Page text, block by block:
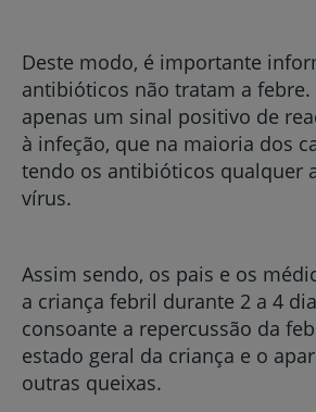
Deste modo, é importante
antibióticos não tratam a febre.
apenas um sinal positivo de
à infeção, que na maioria dos
tendo os antibióticos qualquer
vírus.
Assim sendo, os pais e os
a criança febril durante 2 a 4
consoante a repercussão da
estado geral da criança e o
outras queixas.